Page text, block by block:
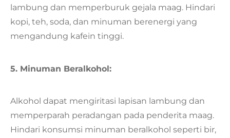
lambung dan memperburuk gejala maag. Hindari
kopi, teh, soda, dan minuman berenergi yang
mengandung kafein tinggi.
5. Minuman Beralkohol:
Alkohol dapat mengiritasi lapisan lambung dan
memperparah peradangan pada penderita maag.
Hindari konsumsi minuman beralkohol seperti bir,